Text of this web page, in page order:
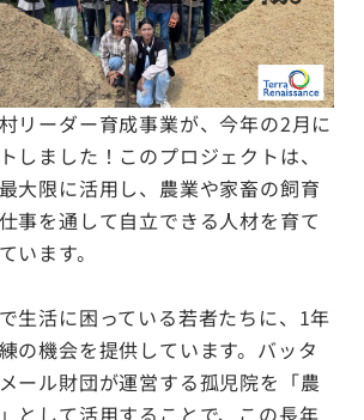
リーダー育成事業が、今年の2月に
しました！このプロジェクトは、
大限に活用し、農業や家畜の飼育
事を通して自立できる人材を育て
います。
生活に困っている若者たちに、1年
の機会を提供しています。バッタ
ール財団が運営する孤児院を「農
として活用することで、この長年